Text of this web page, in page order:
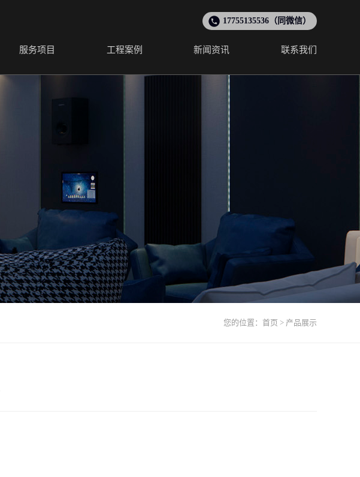
17755135536（同微信）
服务项目 工程案例 新闻资讯 联系我们
您的位置： 首页 > 产品展示